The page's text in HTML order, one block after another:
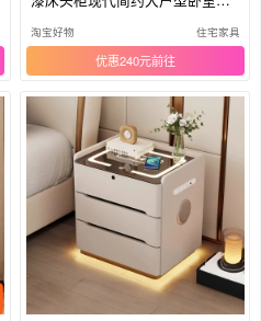
边柜
淘宝好物 住宅家具
优惠240元